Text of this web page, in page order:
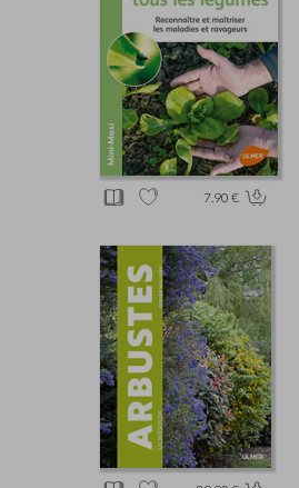
7.90 €